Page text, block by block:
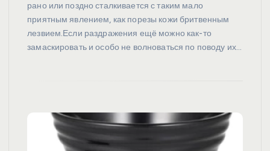
рано или поздно сталкивается с таким мало
приятным явлением, как порезы кожи бритвенным
лезвием.Если раздражения ещё можно как-то
замаскировать и особо не волноваться по поводу их…